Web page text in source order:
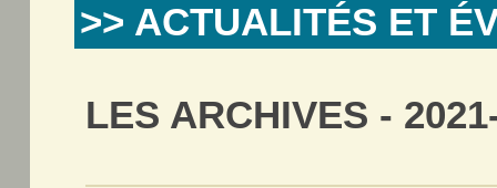
>> ACTUALITÉS ET
LES ARCHIVES -